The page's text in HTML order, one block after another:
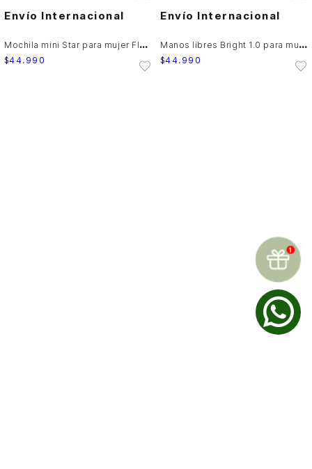
Envío Internacional
M
ochila mini Star para mujer Fly Up
$44. 990
Envío Internacional
M
anos libres Bright 1.0 para mujer Fly Up
$44. 990